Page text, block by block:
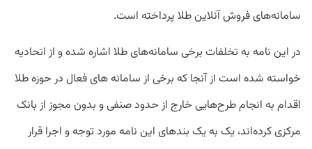
سامانه‌های فروش آنلاین طلا پرداخته است.
در این نامه به تخلفات برخی سامانه‌های طلا اشاره شده و از اتحادیه
خواسته شده است از آنجا که برخی از سامانه های فعال در حوزه طلا
اقدام به انجام طرح‌هایی خارج از حدود صنفی و بدون مجوز از بانک
مرکزی کرده‌اند، یک به یک بندهای این نامه مورد توجه و اجرا قرار